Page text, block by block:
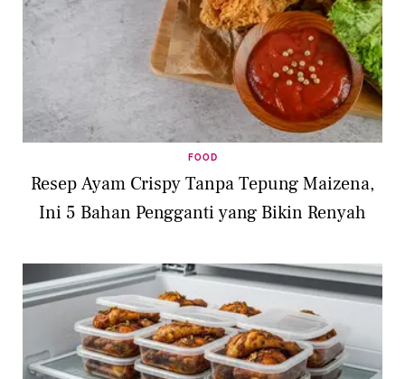
FOOD
Resep Ayam Crispy Tanpa Tepung Maizena,
Ini 5 Bahan Pengganti yang Bikin Renyah